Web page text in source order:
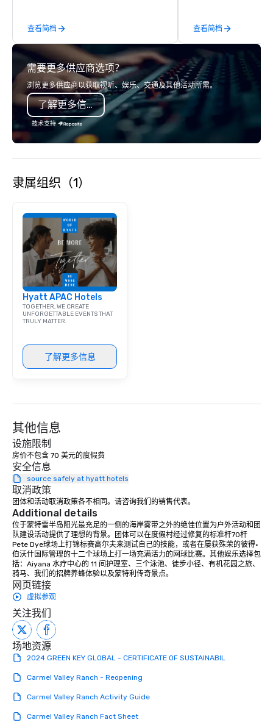
Transportation Service for small &
large groups.
查看简档
catering industry.
查看简档
需要更多供应商选项？
浏览更多供应商以获取视听、娱乐、交通及其他活动所需。
了解更多信息
技术支持
隶属组织（1）
Hyatt APAC Hotels
TOGETHER, WE CREATE
UNFORGETTABLE EVENTS THAT
TRULY MATTER.
了解更多信息
其他信息
设施限制
房价不包含 70 美元的度假费
安全信息
source safely at hyatt hotels
取消政策
团体和活动取消政策各不相同。请咨询我们的销售代表。
Additional details
位于蒙特雷半岛阳光最充足的一侧的海岸雾带之外的绝佳位置为户外活动和团
队建设活动提供了理想的背景。团体可以在度假村经过修复的标准杆70杆
Pete Dye球场上打锦标赛高尔夫来测试自己的技能，或者在屡获殊荣的彼得·
伯沃什国际管理的十二个球场上打一场充满活力的网球比赛。其他娱乐选择包
括：Aiyana 水疗中心的 11 间护理室、三个泳池、徒步小径、有机花园之旅、
骑马、我们的招牌养蜂体验以及蒙特利传奇景点。
网页链接
虚拟参观
关注我们
场地资源
2024 GREEN KEY GLOBAL - CERTIFICATE OF SUSTAINABIL
Carmel Valley Ranch - Reopening
Carmel Valley Ranch Activity Guide
Carmel Valley Ranch Fact Sheet